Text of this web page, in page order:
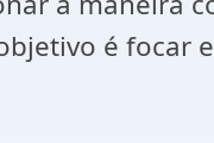
é focar